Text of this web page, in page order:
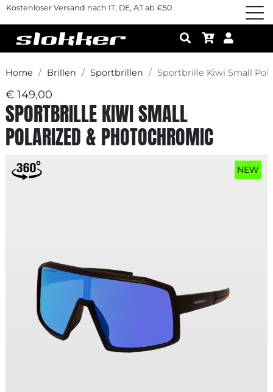
Kostenloser Versand nach IT, DE, AT ab €50
Home Brillen Sportbrillen Sportbrille Kiwi Small
€ 149,00
SPORTBRILLE KIWI SMALL
POLARIZED & PHOTOCHROMIC
NEW